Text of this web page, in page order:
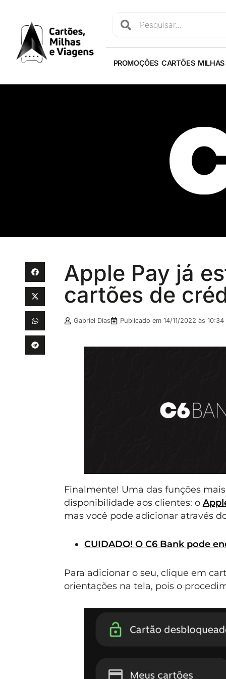
PROMOÇÕES CARTÕES MILHAS
Apple Pay já
cartões de
Gabriel Dias Publicado em 14/11/2022 às 10:34
Finalmente! Uma das funções
disponibilidade aos clientes: o
mas você pode adicionar através
CUIDADO! O C6 Bank pode
Para adicionar o seu, clique em
orientações na tela, pois o